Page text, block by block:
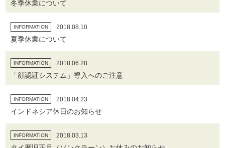
冬季休業について
INFORMATION 2018.08.10
夏季休業について
INFORMATION 2018.06.28
「顔認証システム」導入へのご注意
INFORMATION 2018.04.23
インドネシア休日のお知らせ
INFORMATION 2018.03.13